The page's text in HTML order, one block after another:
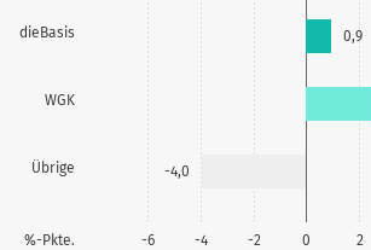
dieBasis
WGK
Übrige
-6 -4 -2 0 2
%-Pkte.
0,9
-4,0